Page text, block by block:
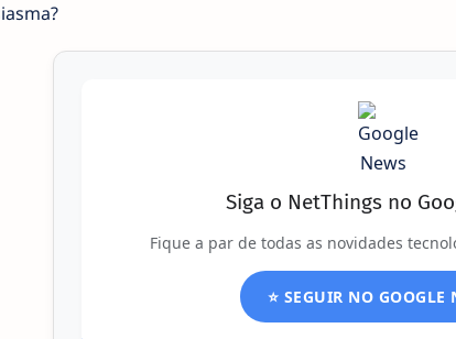
Siga o NetThings no
Fique a par de todas as novidades
⭐ SEGUIR NO GOOGLE